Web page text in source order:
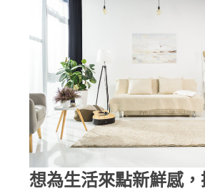
想為生活來點新鮮感